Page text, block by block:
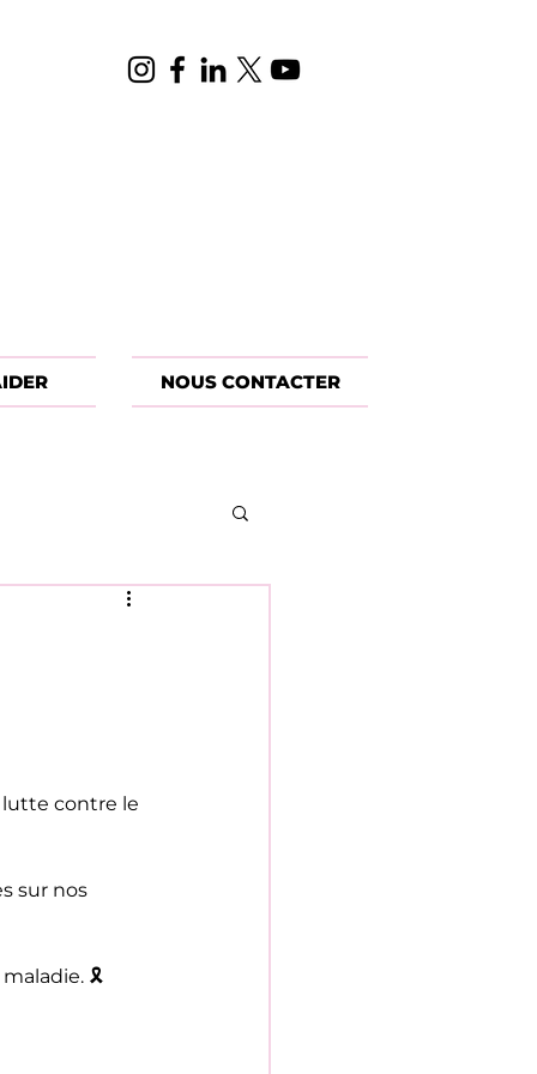
lutte contre le
sur nos
🎗️
NOUS CONTACTER